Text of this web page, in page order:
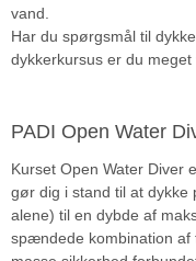
vand.
Har du spørgsmål til
dykkerkursus er du meget
PADI Open Water
Kurset Open Water Diver
gør dig i stand til at dykke
alene) til en dybde af
spændede kombination